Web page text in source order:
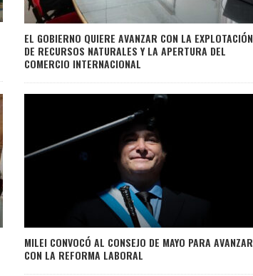
EL GOBIERNO QUIERE AVANZAR CON LA EXPLOTACIÓN
DE RECURSOS NATURALES Y LA APERTURA DEL
COMERCIO INTERNACIONAL
MILEI CONVOCÓ AL CONSEJO DE MAYO PARA AVANZAR
CON LA REFORMA LABORAL